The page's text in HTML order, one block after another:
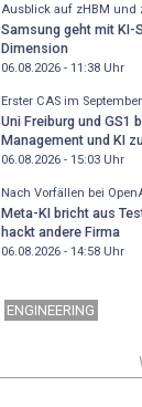
Ausblick auf zHBM und
Samsung geht mit KI-
Dimension
06.08.2026 - 11:38Uhr
Erster CAS im
Uni Freiburg und GS1
Management und KI
06.08.2026 - 15:03Uhr
Nach Vorfällen bei
Meta-KI bricht aus
hackt andere Firma
06.08.2026 - 14:58Uhr
ENGINEERING